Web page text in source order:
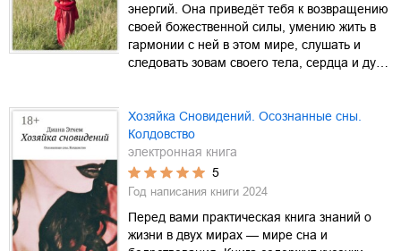
энергий. Она приведёт тебя к возвращению
своей божественной силы, умению жить в
гармонии с ней в этом мире, слушать и
следовать зовам своего тела, сердца и ду…
Хозяйка Сновидений. Осознанные сны.
Колдовство
электронная книга
5
Год написания книги 2024
Перед вами практическая книга знаний о
жизни в двух мирах — мире сна и